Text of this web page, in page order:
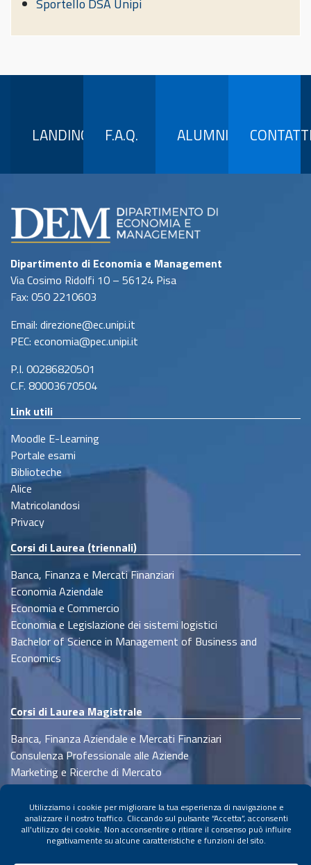
LANDING F.A.Q. ALUMNI
Dipartimento di Economia e Management
Via Cosimo Ridolfi 10 – 56124 Pisa
Fax: 050 2210603
Email: direzione@ec.unipi.it
PEC: economia@pec.unipi.it
P.I. 00286820501
C.F. 80003670504
Link utili
Moodle E-Learning
Portale esami
Biblioteche
Alice
Matricolandosi
Privacy
Corsi di Laurea (triennali)
Banca, Finanza e Mercati Finanziari
Economia Aziendale
Economia e Commercio
Economia e Legislazione dei sistemi logistici
Bachelor of Science in Management of Business and
Economics
Corsi di Laurea Magistrale
Banca, Finanza Aziendale e Mercati Finanziari
Consulenza Professionale alle Aziende
Marketing e Ricerche di Mercato
Strategia, Management e Controllo
Management e controllo dei processi logistici
Economics